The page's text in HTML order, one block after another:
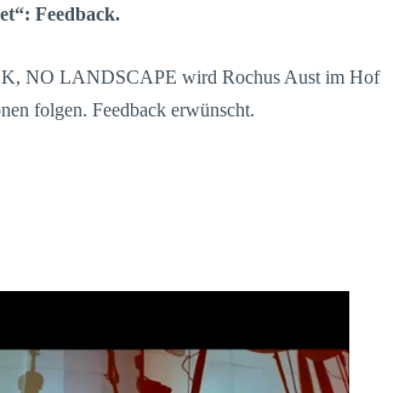
Feedback.
NO LANDSCAPE wird Rochus Aust im Hof
folgen. Feedback erwünscht.